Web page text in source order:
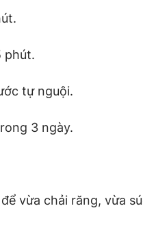
phút.
tự nguội.
3 ngày.
vừa chải răng, vừa